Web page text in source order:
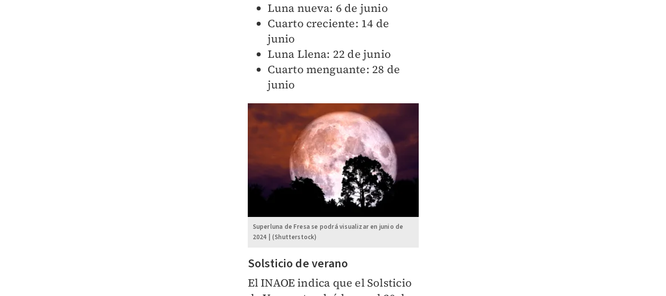
Luna nueva: 6 de junio
Cuarto creciente: 14 de
junio
Luna Llena: 22 de junio
Cuarto menguante: 28 de
junio
Superluna de Fresa se podrá visualizar en junio de
2024 | (Shutterstock)
Solsticio de verano
El INAOE indica que el Solsticio